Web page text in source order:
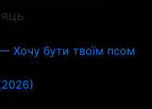
Хочу бути твоїм псом